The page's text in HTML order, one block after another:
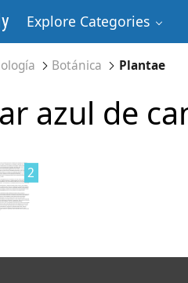
Explore Categories
Botánica Plantae
azul de
2